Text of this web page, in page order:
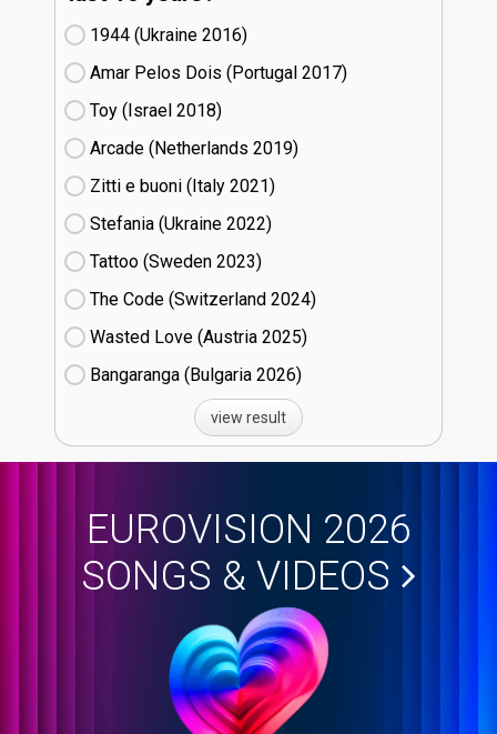
1944 (Ukraine
16)
Amar Pelos Dois (Portugal
17)
Toy (Israel
18)
Arcade (Netherlands
19)
Zitti e buoni​ (Italy
21)
Stefania (Ukraine
22)
Tattoo (Sweden
23)
The Code (Switzerland
24)
Wasted Love (Austria
25)
Bangaranga (Bulgaria
26)
view result
EUROVISION 2026
SONGS & VIDEOS